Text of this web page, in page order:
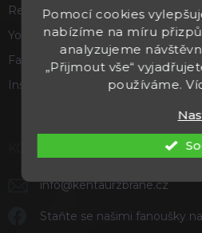
Pomocí cookies
nabízíme na míru
analyzujeme
„Přijmout vše“
používáme.
Recenze a hodnocení
Youtube
Facebook
Instagram
info@kentaurzbrane.cz
Staňte se našimi fanoušky